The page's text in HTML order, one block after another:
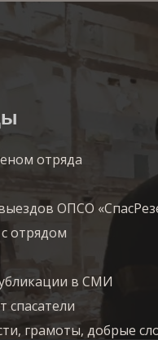
отряда
ОПСО
отрядом
в СМИ
спасатели
грамоты, добрые